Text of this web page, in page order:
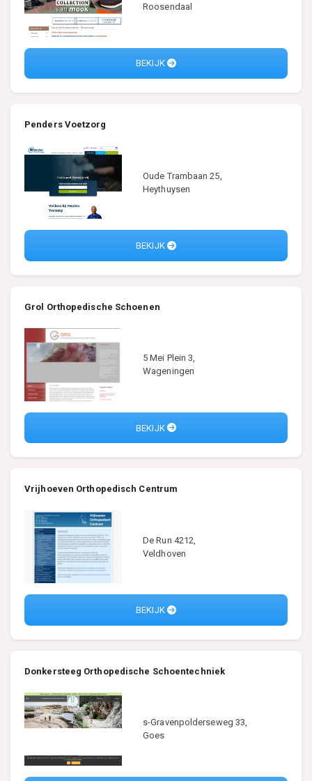
Roosendaal
BEKIJK
Penders Voetzorg
Oude Trambaan 25,
Heythuysen
BEKIJK
Grol Orthopedische Schoenen
5 Mei Plein 3,
Wageningen
BEKIJK
Vrijhoeven Orthopedisch Centrum
De Run 4212,
Veldhoven
BEKIJK
Donkersteeg Orthopedische Schoentechniek
s-Gravenpolderseweg 33,
Goes